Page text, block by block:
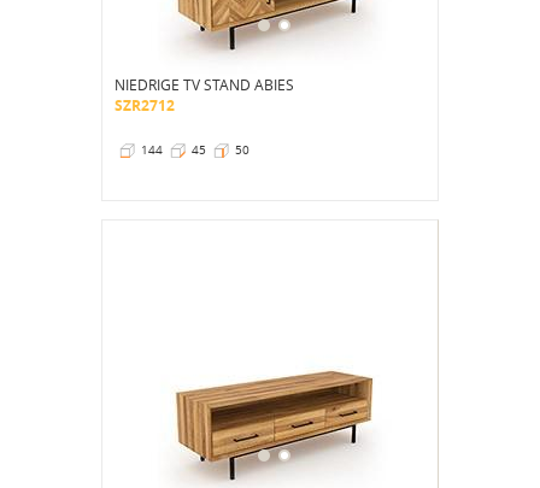
NIEDRIGE TV STAND ABIES
SZR2712
144 45 50